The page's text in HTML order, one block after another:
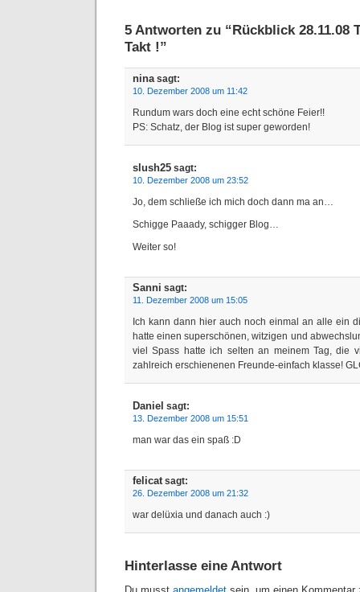
5 Antworten zu “Rückblick 28.11.08
Takt !”
ninasagt:
10. Dezember 2008 um 11:42
Rundum wars doch eine echt schöne Feier!!
PS: Schatz, der Blog ist super geworden!
slush25 sagt:
10. Dezember 2008 um 23:52
Jo, dem schließe ich mich doch dann ma an…
Schigge Paaady, schigger Blog…
Weiter so!
Sanni sagt:
11. Dezember 2008 um 15:05
Ich kann dann hier auch noch einmal an alle ein
hatte einen superschönen, witzigen und
viel Spass hatte ich selten an meinem Tag, die
zahlreich erschienenen Freunde-einfach klasse!
Daniel sagt:
13. Dezember 2008 um 15:51
man war das ein spaß :D
felicatsagt:
26. Dezember 2008 um 21:32
war delüxia und danach auch :)
Hinterlasse eine Antwort